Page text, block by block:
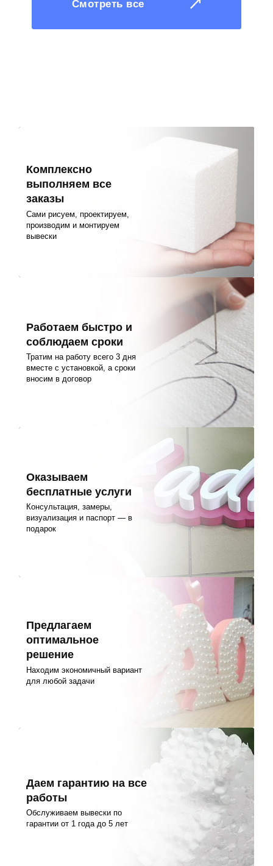
Смотреть все
Комплексно
выполняем все
заказы
Сами рисуем, проектируем,
производим и монтируем
вывески
Работаем быстро и
соблюдаем сроки
Тратим на работу всего 3 дня
вместе с установкой, а сроки
вносим в договор
Оказываем
бесплатные услуги
Консультация, замеры,
визуализация и паспорт — в
подарок
Предлагаем
оптимальное
решение
Находим экономичный вариант
для любой задачи
Даем гарантию на все
работы
Обслуживаем вывески по
гарантии от 1 года до 5 лет